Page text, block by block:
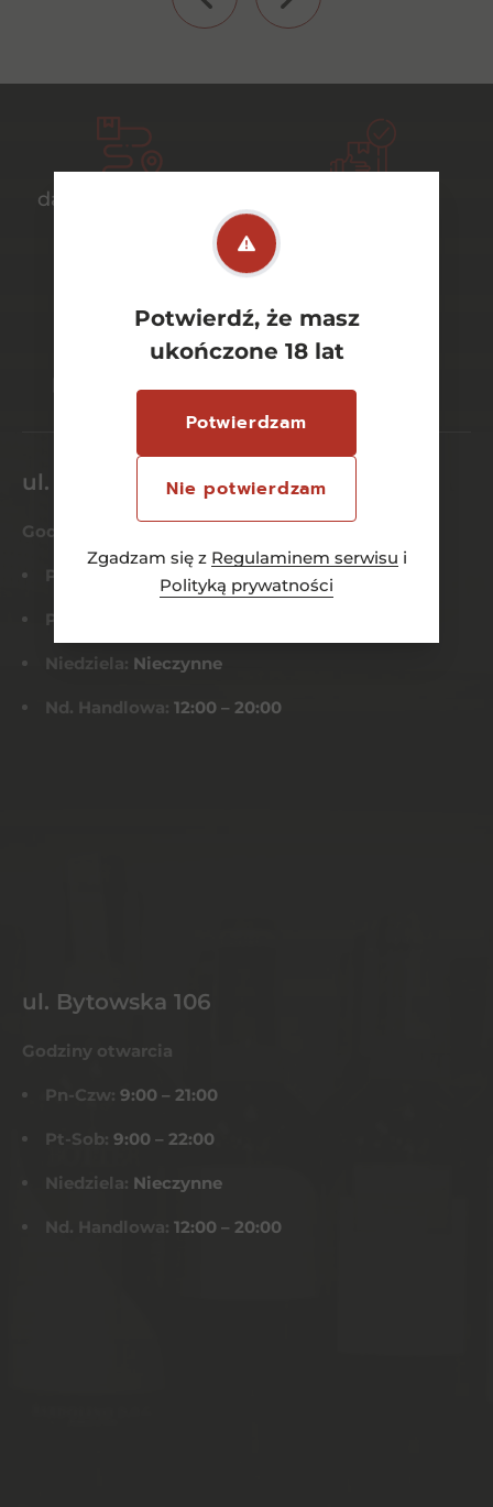
Potwierdź, że masz
ukończone 18 lat
Potwierdzam
Nie potwierdzam
Zgadzam się z Regulaminem serwisu i
Polityką prywatności
darmowa dostawa
bezpieczne
szeroki wybór
ul. Dworcowa 26/6
Godziny otwarcia
Pn-Czw: 8:00 – 21:00
Pt-Sob:
Niedziela: Nieczynne
Nd. Handlowa: 12:00 – 20:00
ul. Bytowska 106
Godziny otwarcia
Pn-Czw: 9:00 – 21:00
Pt-Sob: 9:00 – 22:00
Niedziela: Nieczynne
Nd. Handlowa: 12:00 – 20:00